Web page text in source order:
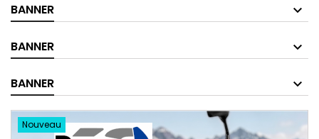
BANNER
BANNER
BANNER
Nouveau